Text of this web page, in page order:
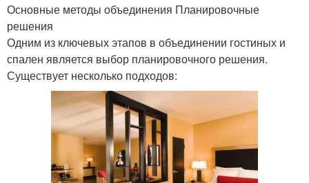
Основные методы объединения Планировочные
решения
Одним из ключевых этапов в объединении гостиных и
спален является выбор планировочного решения.
Существует несколько подходов: